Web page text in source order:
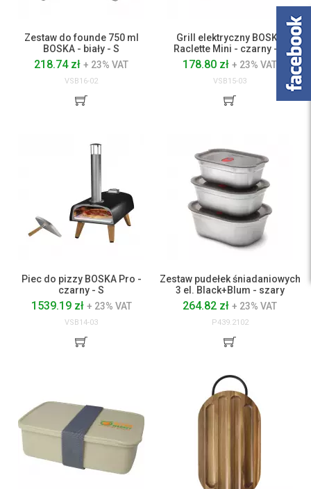
Zestaw do founde 750 ml
BOSKA - biały - S
218.74 zł + 23% VAT
VSB16-02
Grill elektryczny BOSKA
Raclette Mini - czarny - S
178.80 zł + 23% VAT
VSB15-03
Piec do pizzy BOSKA Pro -
czarny - S
1539.19 zł + 23% VAT
VSB14-03
Zestaw pudełek śniadaniowych
3 el. Black+Blum - szary
264.82 zł + 23% VAT
P439.2102